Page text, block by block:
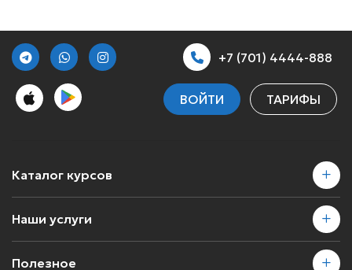
+7 (701) 4444-888
ВОЙТИ ТАРИФЫ
Каталог курсов
Наши услуги
Полезное